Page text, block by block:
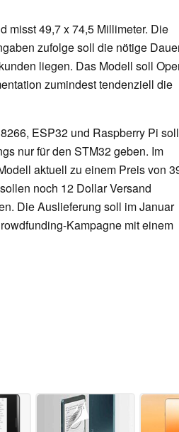
misst 49,7 x 74,5 Millimeter. Die
zufolge soll die nötige
liegen. Das Modell soll
zumindest tendenziell die
ESP32 und Raspberry Pi soll
nur für den STM32 geben. Im
aktuell zu einem Preis von
noch 12 Dollar Versand
Die Auslieferung soll im Januar
Kampagne mit einem